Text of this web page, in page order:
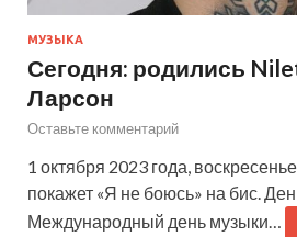
МУЗЫКА
Сегодня: родились
Ларсон
Оставьте комментарий
1 октября 2023 года,
покажет «Я не боюсь» на бис.
Международный день музыки…